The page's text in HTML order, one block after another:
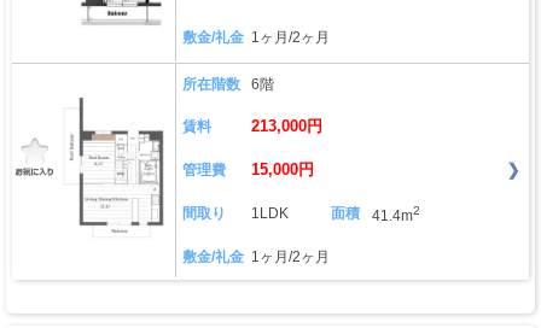
敷金/礼金 1ヶ月/2ヶ月
所在階数 6階
賃料 213,000円
管理費 15,000円
間取り 1LDK 面積 41.4m2
敷金/礼金 1ヶ月/2ヶ月